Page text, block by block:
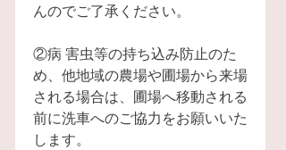
んのでご了承ください。
②病 害虫等の持ち込み防止のた
め、他地域の農場や圃場から来場
される場合は、圃場へ移動される
前に洗車へのご協力をお願いいた
します。